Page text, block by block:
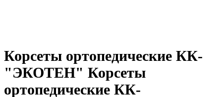
Корсеты ортопедические КК-
"ЭКОТЕН" Корсеты
ортопедические КК-